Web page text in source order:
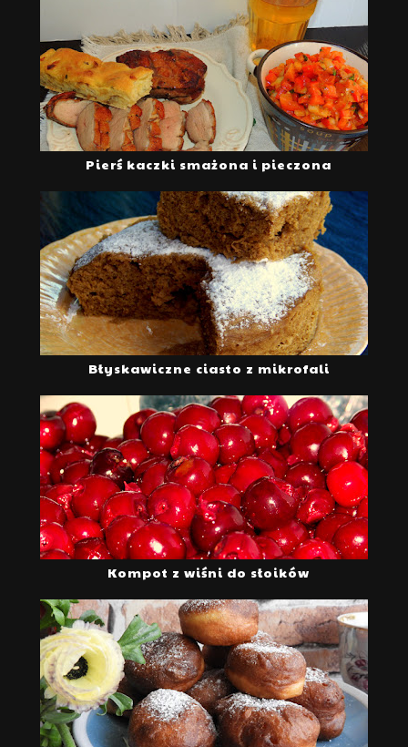
Pierś kaczki smażona i pieczona
Błyskawiczne ciasto z mikrofali
Kompot z wiśni do słoików